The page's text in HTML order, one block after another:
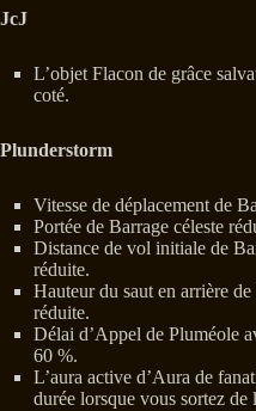
JcJ
L’objet Flacon de grâce
coté.
Plunderstorm
Vitesse de déplacement de
Portée de Barrage céleste
Distance de vol initiale de
réduite.
Hauteur du saut en arrière
réduite.
Délai d’Appel de Pluméole
60 %.
L’aura active d’Aura de
durée lorsque vous sortez